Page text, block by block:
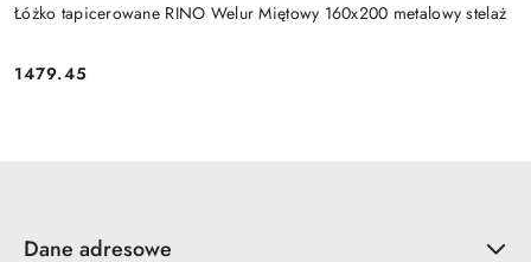
Łóżko tapicerowane RINO Welur Miętowy 160x200 metalowy stelaż
Cena:
1479.45
Dane adresowe